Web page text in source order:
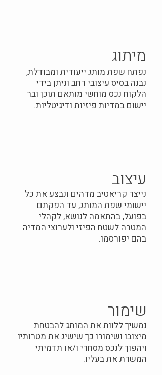
מיתוג
נפתח שפת מותג ייעודית ומבודלת,
נבנה בסיס עיצובי רחב וניתן בידי
הלקוח נכס מוחשי מותאם תוכן ובר
יישום במדיות פיזיות ודיגיטליות.
עיצוב
נייצר קריאטיב מדהים ונבצע את כל
יישומי שפת המותג, עד הפקתם
בפועל, בהתאמה לנושא, לקהלי
המטרה לשטח הפיזי ולערוצי המדיה
בהם יפורסמו.
שימור
נמשיך ללוות את המותג להבטחת
מיצובו ושימורו כך שישיג את מטרותיו
ויהפוך לנכס מסחרי ו/או תדמיתי
המשרת את בעליו.